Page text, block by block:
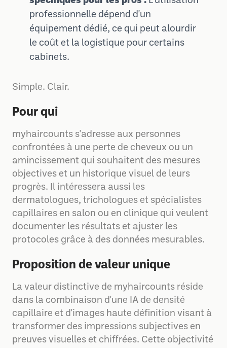
professionnelle dépend d'un
équipement dédié, ce qui peut alourdir
le coût et la logistique pour certains
cabinets.
Simple. Clair.
Pour qui
myhaircounts s'adresse aux personnes
confrontées à une perte de cheveux ou un
amincissement qui souhaitent des mesures
objectives et un historique visuel de leurs
progrès. Il intéressera aussi les
dermatologues, trichologues et spécialistes
capillaires en salon ou en clinique qui veulent
documenter les résultats et ajuster les
protocoles grâce à des données mesurables.
Proposition de valeur unique
La valeur distinctive de myhaircounts réside
dans la combinaison d'une IA de densité
capillaire et d'images haute définition visant à
transformer des impressions subjectives en
preuves visuelles et chiffrées. Cette objectivité